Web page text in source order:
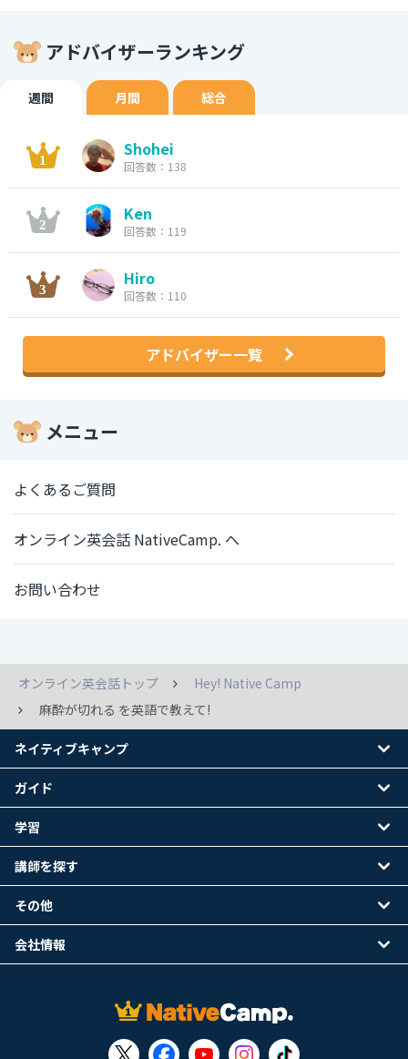
アドバイザーランキング
週間 月間 総合
Shohei
回答数：138
Ken
回答数：119
Hiro
回答数：110
アドバイザー一覧
メニュー
よくあるご質問
オンライン英会話 NativeCamp. へ
お問い合わせ
オンライン英会話トップ
Hey! Native Camp
麻酔が切れる を英語で教えて!
ネイティブキャンプ
ガイド
学習
講師を探す
その他
会社情報